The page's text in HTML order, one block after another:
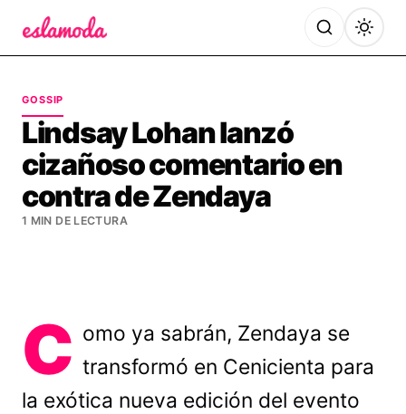
GOSSIP
Lindsay Lohan lanzó
cizañoso comentario en
contra de Zendaya
1 MIN DE LECTURA
C omo ya sabrán, Zendaya se
transformó en Cenicienta para
la exótica nueva edición del evento